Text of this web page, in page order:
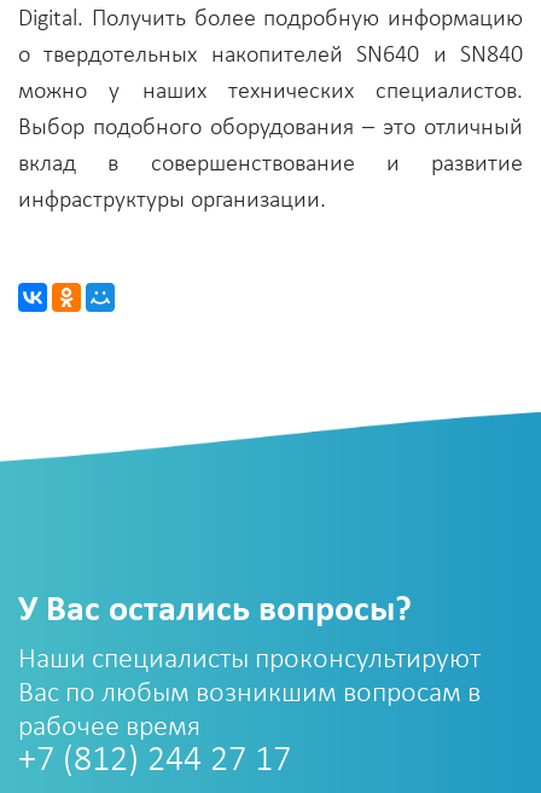
Digital. Получить более подробную информацию
о твердотельных накопителей SN640 и SN840
можно у наших технических специалистов.
Выбор подобного оборудования – это отличный
вклад в совершенствование и развитие
инфраструктуры организации.
У Вас остались вопросы?
Наши специалисты проконсультируют
Вас по любым возникшим вопросам в
рабочее время
+7 (812) 244 27 17